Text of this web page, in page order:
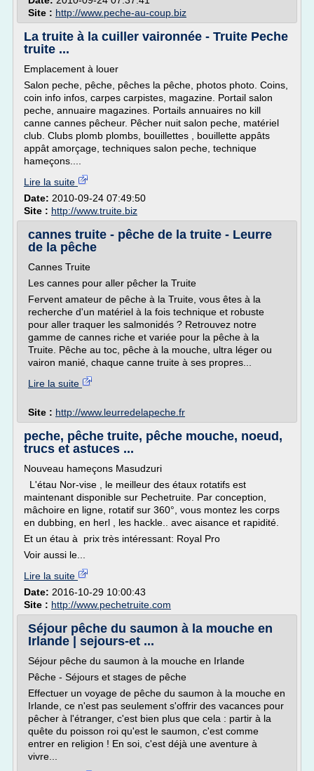
Site : http://www.peche-au-coup.biz
La truite à la cuiller vaironnée - Truite Peche
truite ...
Emplacement à louer
Salon peche, pêche, pêches la pêche, photos photo. Coins,
coin info infos, carpes carpistes, magazine. Portail salon
peche, annuaire magazines. Portails annuaires no kill
canne cannes pêcheur. Pêcher nuit salon peche, matériel
club. Clubs plomb plombs, bouillettes , bouillette appâts
appât amorçage, techniques salon peche, technique
hameçons....
Lire la suite
Date: 2010-09-24 07:49:50
Site : http://www.truite.biz
cannes truite - pêche de la truite - Leurre
de la pêche
Cannes Truite
Les cannes pour aller pêcher la Truite
Fervent amateur de pêche à la Truite, vous êtes à la
recherche d'un matériel à la fois technique et robuste
pour aller traquer les salmonidés ? Retrouvez notre
gamme de cannes riche et variée pour la pêche à la
Truite. Pêche au toc, pêche à la mouche, ultra léger ou
vairon manié, chaque canne truite à ses propres...
Lire la suite
Site : http://www.leurredelapeche.fr
peche, pêche truite, pêche mouche, noeud,
trucs et astuces ...
Nouveau hameçons Masudzuri
L'étau Nor-vise , le meilleur des étaux rotatifs est
maintenant disponible sur Pechetruite. Par conception,
mâchoire en ligne, rotatif sur 360°, vous montez les corps
en dubbing, en herl , les hackle.. avec aisance et rapidité.
Et un étau à prix très intéressant: Royal Pro
Voir aussi le...
Lire la suite
Date: 2016-10-29 10:00:43
Site : http://www.pechetruite.com
Séjour pêche du saumon à la mouche en
Irlande | sejours-et ...
Séjour pêche du saumon à la mouche en Irlande
Pêche - Séjours et stages de pêche
Effectuer un voyage de pêche du saumon à la mouche en
Irlande, ce n'est pas seulement s'offrir des vacances pour
pêcher à l'étranger, c'est bien plus que cela : partir à la
quête du poisson roi qu'est le saumon, c'est comme
entrer en religion ! En soi, c'est déjà une aventure à
vivre...